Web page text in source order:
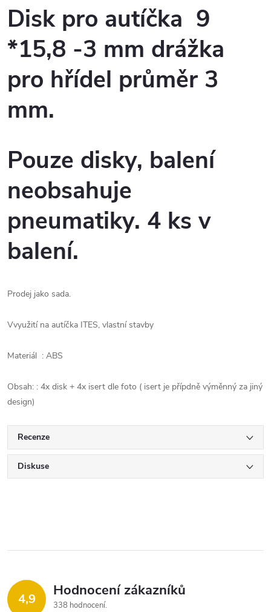
Disk pro autíčka 9
*15,8 -3 mm drážka
pro hřídel průměr 3
mm.
Pouze disky, balení
neobsahuje
pneumatiky. 4 ks v
balení.
Prodej jako sada.
Vvyužití na autíčka ITES, vlastní stavby
Materiál : ABS
Obsah: : 4x disk + 4x isert dle foto ( isert je přípdně výměnný za jiný
design)
Recenze
Diskuse
4,9 Hodnocení zákazníků
338 hodnocení